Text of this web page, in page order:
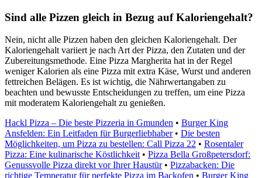
Sind alle Pizzen gleich in Bezug auf Kaloriengehalt?
Nein, nicht alle Pizzen haben den gleichen Kaloriengehalt. Der
Kaloriengehalt variiert je nach Art der Pizza, den Zutaten und der
Zubereitungsmethode. Eine Pizza Margherita hat in der Regel
weniger Kalorien als eine Pizza mit extra Käse, Wurst und anderen
fettreichen Belägen. Es ist wichtig, die Nährwertangaben zu
beachten und bewusste Entscheidungen zu treffen, um eine Pizza
mit moderatem Kaloriengehalt zu genießen.
Hackl Pizza – Die beste Pizzeria in Gmunden • Burger King
Ansfelden: Ein Leitfaden für Burgerliebhaber• Die besten
Möglichkeiten, um Pizza zu bestellen: Call Pizza 22 • Rosentaler
Pizza: Eine kulinarische Köstlichkeit • Pizza Bella Großpetersdorf:
Genussvolle Pizza direkt vor Ihrer Haustür• Pizzabacken: Die
richtige Temperatur für perfekte Pizza im Backofen • Burger King